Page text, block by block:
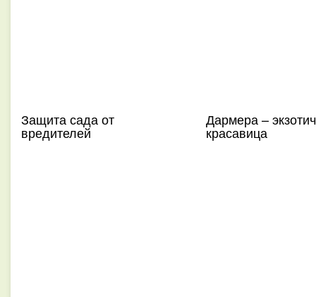
Защита сада от
вредителей
Дармера –
красавица